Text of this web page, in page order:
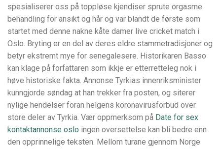
spesialiserer oss på toppløse kjendiser sprute orgasme
behandling for ansikt og hår og var blandt de første som
startet med denne nakne kåte damer live cricket match i
Oslo. Bryting er en del av deres eldre stammetradisjoner og
betyr ekstremt mye for senegalesere. Historikaren Basso
kan klage på forfattaren som ikkje er etterretteleg nok i
høve historiske fakta. Annonse Tyrkias innenriksminister
kunngjorde søndag at han trekker fra posten, og siterer
nylige hendelser foran helgens koronavirusforbud over
store deler av Tyrkia. Vær oppmerksom på Date for sex
kontaktannonse oslo ingen oversettelse kan bli bedre enn
den opprinnelige teksten. Mellom turane gjennom Norge